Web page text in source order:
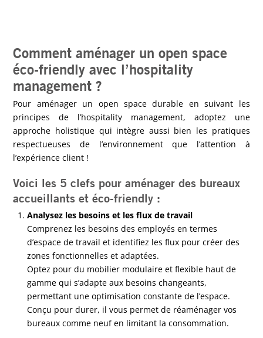
Comment aménager un open space
éco-friendly avec l’hospitality
management ?
Pour aménager un open space durable en suivant les
principes de l’hospitality management, adoptez une
approche holistique qui intègre aussi bien les pratiques
respectueuses de l’environnement que l’attention à
l’expérience client !
Voici les 5 clefs pour aménager des bureaux
accueillants et éco-friendly :
Analysez les besoins et les flux de travail
Comprenez les besoins des employés en termes
d’espace de travail et identifiez les flux pour créer des
zones fonctionnelles et adaptées.
Optez pour du mobilier modulaire et flexible haut de
gamme qui s’adapte aux besoins changeants,
permettant une optimisation constante de l’espace.
Conçu pour durer, il vous permet de réaménager vos
bureaux comme neuf en limitant la consommation.